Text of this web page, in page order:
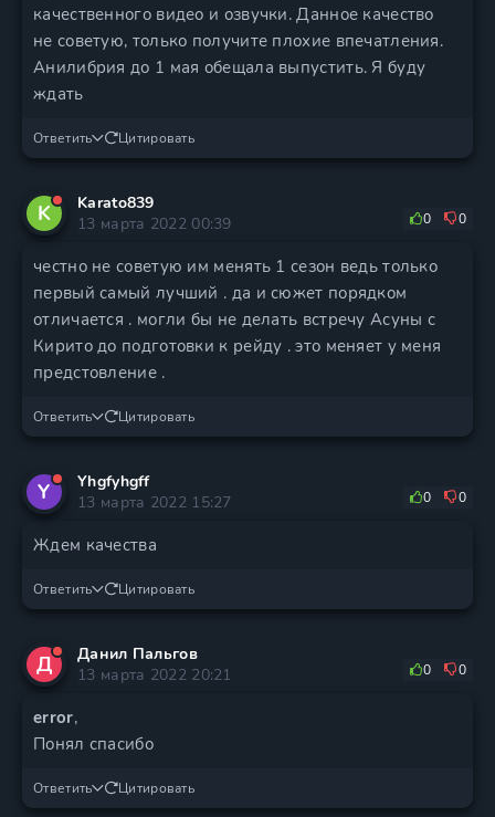
качественного видео и озвучки. Данное качество
не советую, только получите плохие впечатления.
Анилибрия до 1 мая обещала выпустить. Я буду
ждать
Ответить Цитировать
K
Karato839
13 марта 2022 00:39
0 0
честно не советую им менять 1 сезон ведь только
первый самый лучший . да и сюжет порядком
отличается . могли бы не делать встречу Асуны с
Кирито до подготовки к рейду . это меняет у меня
предстовление .
Ответить Цитировать
Y
Yhgfyhgff
13 марта 2022 15:27
0 0
Ждем качества
Ответить Цитировать
Д
Данил Пальгов
13 марта 2022 20:21
0 0
error,
Понял спасибо
Ответить Цитировать